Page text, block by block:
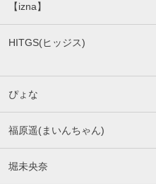
【izna】
HITGS(ヒッジス)
ぴょな
福原遥(まいんちゃん)
堀未央奈